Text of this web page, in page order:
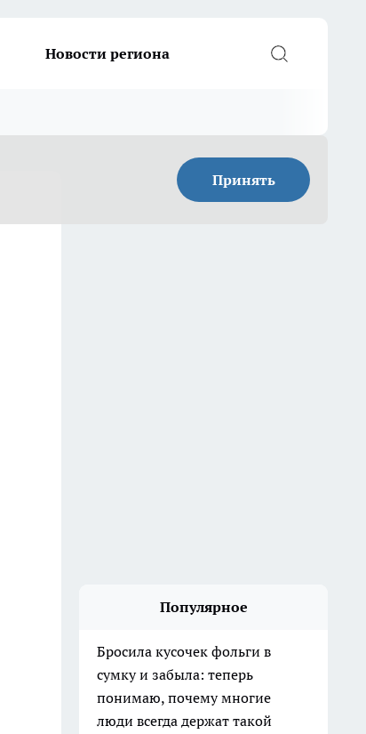
Новости региона
Принять
Популярное
Бросила кусочек фольги в
сумку и забыла: теперь
понимаю, почему многие
люди всегда держат такой